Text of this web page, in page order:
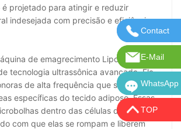
é projetado para atingir e reduzir
indesejada com precisão e eficiência
de emagrecimento Lipohfu está
tecnologia ultrassônica avançada. Ela
de alta frequência que são
específicas do tecido adiposo. Essas
dentro das células de
com que elas se rompam e liberem
Contact
Entre em
E-Mail
E-mail:
WhatsApp
TOP